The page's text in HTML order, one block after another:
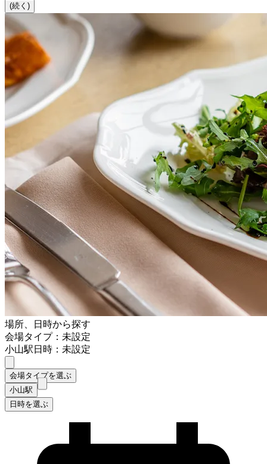
(続く)
場所、日時から探す
会場タイプ：未設定
小山駅日時：未設定
会場タイプを選ぶ
小山駅
日時を選ぶ